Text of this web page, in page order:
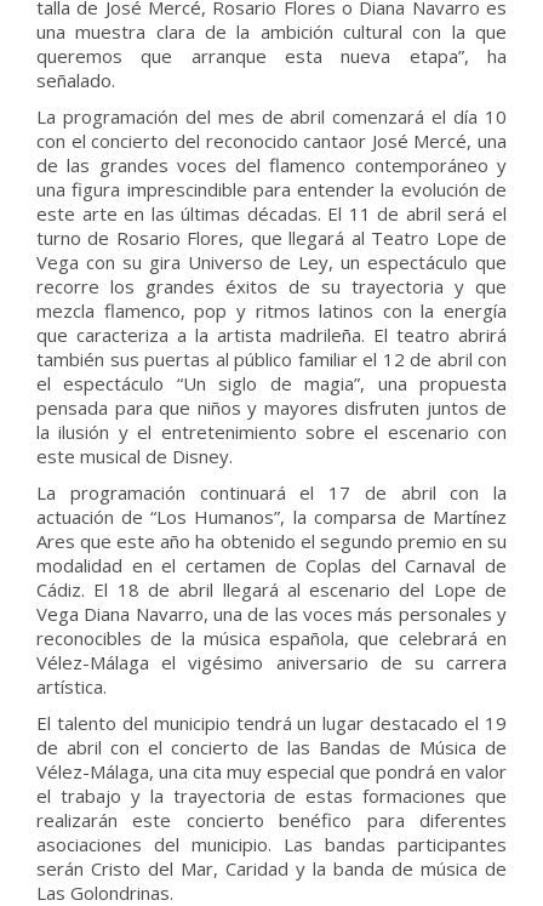
talla de José Mercé, Rosario Flores o Diana Navarro es
una muestra clara de la ambición cultural con la que
queremos que arranque esta nueva etapa”, ha
señalado.
La programación del mes de abril comenzará el día 10
con el concierto del reconocido cantaor José Mercé, una
de las grandes voces del flamenco contemporáneo y
una figura imprescindible para entender la evolución de
este arte en las últimas décadas. El 11 de abril será el
turno de Rosario Flores, que llegará al Teatro Lope de
Vega con su gira Universo de Ley, un espectáculo que
recorre los grandes éxitos de su trayectoria y que
mezcla flamenco, pop y ritmos latinos con la energía
que caracteriza a la artista madrileña. El teatro abrirá
también sus puertas al público familiar el 12 de abril con
el espectáculo “Un siglo de magia”, una propuesta
pensada para que niños y mayores disfruten juntos de
la ilusión y el entretenimiento sobre el escenario con
este musical de Disney.
La programación continuará el 17 de abril con la
actuación de “Los Humanos”, la comparsa de Martínez
Ares que este año ha obtenido el segundo premio en su
modalidad en el certamen de Coplas del Carnaval de
Cádiz. El 18 de abril llegará al escenario del Lope de
Vega Diana Navarro, una de las voces más personales y
reconocibles de la música española, que celebrará en
Vélez-Málaga el vigésimo aniversario de su carrera
artística.
El talento del municipio tendrá un lugar destacado el 19
de abril con el concierto de las Bandas de Música de
Vélez-Málaga, una cita muy especial que pondrá en valor
el trabajo y la trayectoria de estas formaciones que
realizarán este concierto benéfico para diferentes
asociaciones del municipio. Las bandas participantes
serán Cristo del Mar, Caridad y la banda de música de
Las Golondrinas.